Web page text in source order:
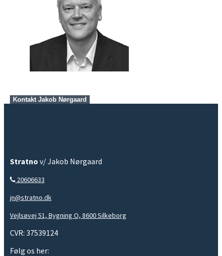
Kontakt Jakob Nørgaard
Stratno v/ Jakob Nørgaard
20606633
jn@stratno.dk
Vejlsøvej 51, Bygning O, 8600 Silkeborg
CVR: 37539124
Følg os her: